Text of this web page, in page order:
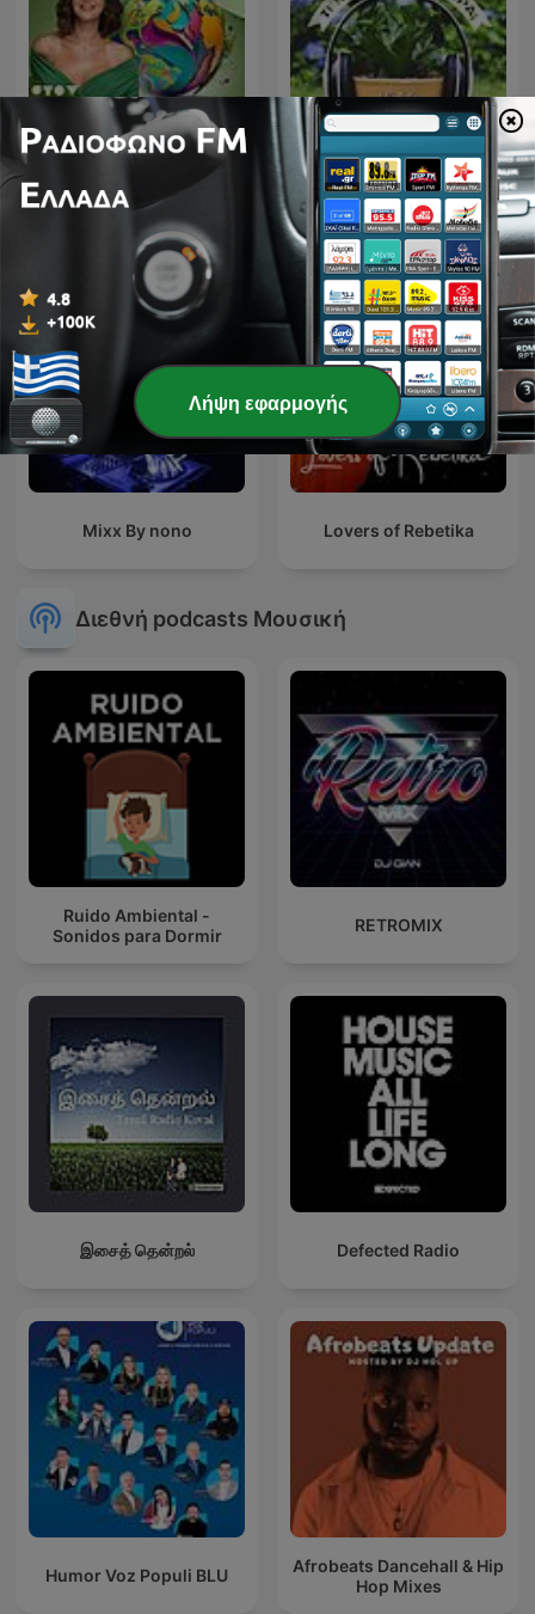
Στον κόσμο της Μαρίας,
The plant podcast: Τι να
φυτέψω σήμερα; με την
Garden Coach Μαριάννα
Ράππου
Mixx By nono Lovers of Rebetika
Διεθνή podcasts Μουσική
Ruido Ambiental -
Sonidos para Dormir
RETROMIX
இசைத் தென்றல் Defected Radio
Humor Voz Populi BLU
Afrobeats Dancehall & Hip
Hop Mixes
Λήψη εφαρμογής